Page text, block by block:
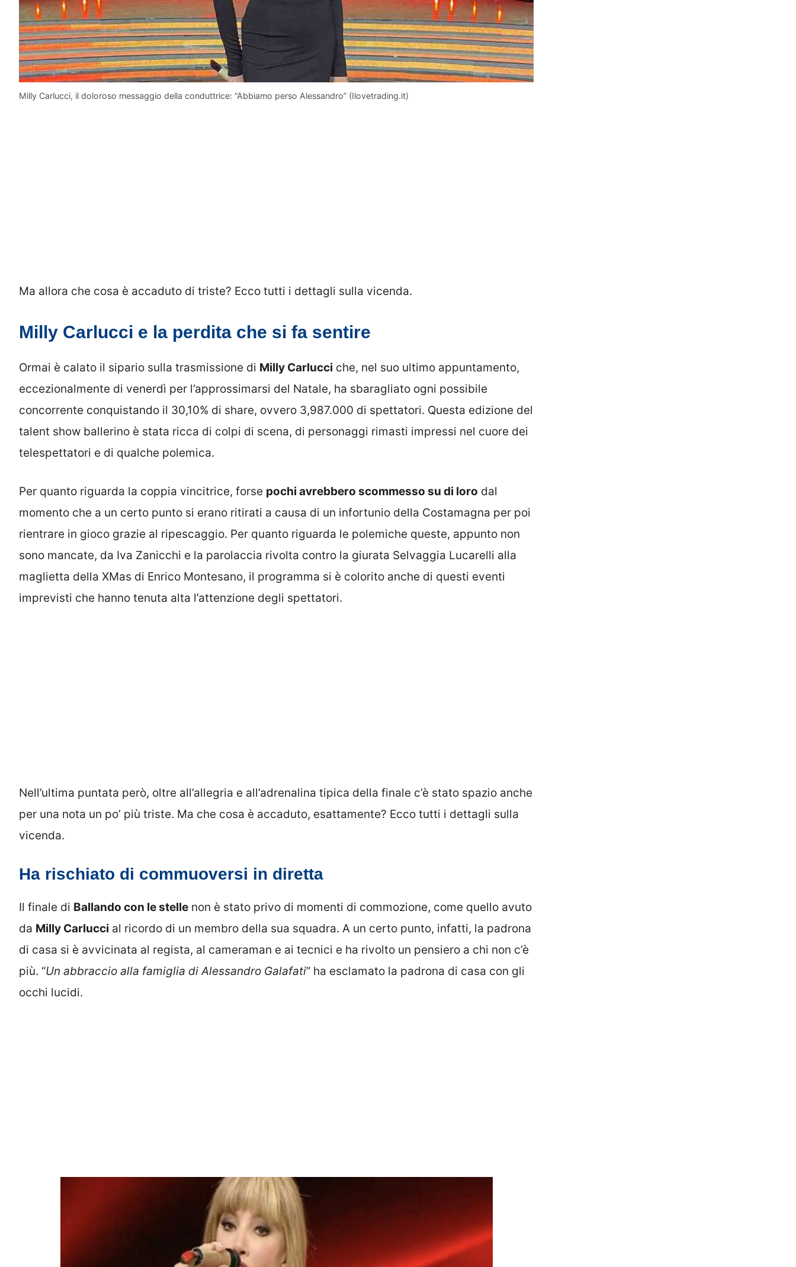
Milly Carlucci, il doloroso messaggio della conduttrice: “Abbiamo perso Alessandro” (Ilovetrading.it)
Ma allora che cosa è accaduto di triste? Ecco tutti i dettagli sulla vicenda.
Milly Carlucci e la perdita che si fa sentire
Ormai è calato il sipario sulla trasmissione di Milly Carlucci che, nel suo ultimo appuntamento,
eccezionalmente di venerdì per l’approssimarsi del Natale, ha sbaragliato ogni possibile
concorrente conquistando il 30,10% di share, ovvero 3,987.000 di spettatori. Questa edizione del
talent show ballerino è stata ricca di colpi di scena, di personaggi rimasti impressi nel cuore dei
telespettatori e di qualche polemica.
Per quanto riguarda la coppia vincitrice, forse pochi avrebbero scommesso su di loro dal
momento che a un certo punto si erano ritirati a causa di un infortunio della Costamagna per poi
rientrare in gioco grazie al ripescaggio. Per quanto riguarda le polemiche queste, appunto non
sono mancate, da Iva Zanicchi e la parolaccia rivolta contro la giurata Selvaggia Lucarelli alla
maglietta della XMas di Enrico Montesano, il programma si è colorito anche di questi eventi
imprevisti che hanno tenuta alta l’attenzione degli spettatori.
Nell’ultima puntata però, oltre all’allegria e all’adrenalina tipica della finale c’è stato spazio anche
per una nota un po’ più triste. Ma che cosa è accaduto, esattamente? Ecco tutti i dettagli sulla
vicenda.
Ha rischiato di commuoversi in diretta
Il finale di Ballando con le stelle non è stato privo di momenti di commozione, come quello avuto
da Milly Carlucci al ricordo di un membro della sua squadra. A un certo punto, infatti, la padrona
di casa si è avvicinata al regista, al cameraman e ai tecnici e ha rivolto un pensiero a chi non c’è
più. “Un abbraccio alla famiglia di Alessandro Galafati” ha esclamato la padrona di casa con gli
occhi lucidi.